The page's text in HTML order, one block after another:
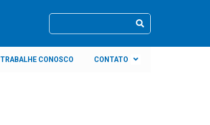
TRABALHE CONOSCO CONTATO